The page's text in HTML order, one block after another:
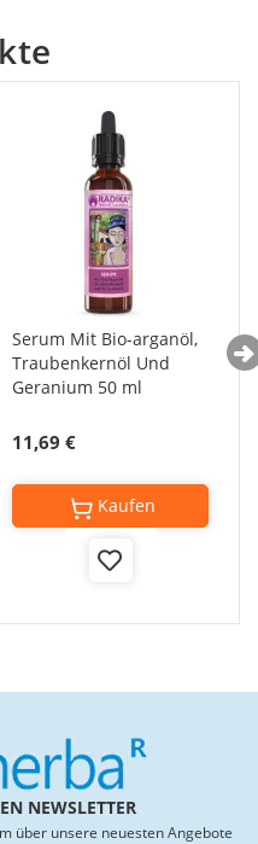
Serum Mit Bio-arganöl,
Traubenkernöl Und
Geranium 50 ml
11,69 €
Add
Kaufen
NEWSLETTER
über unsere neuesten Angebote